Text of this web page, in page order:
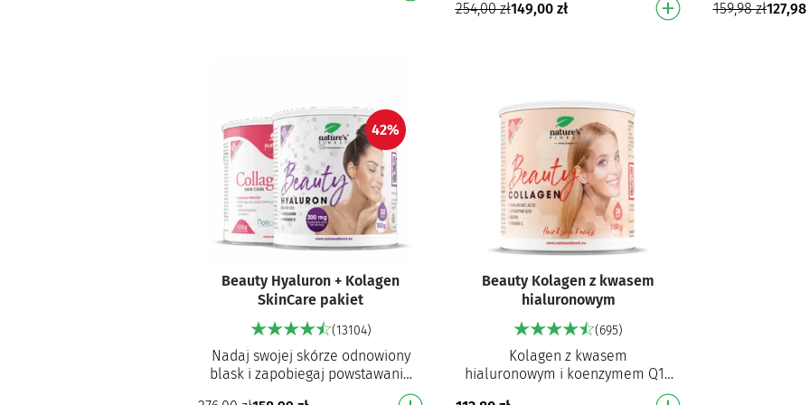
Odżywia skórę i dba o jej
254,00zł149,00 zł
kolagenu
159,98zł127,98
42%
Beauty Hyaluron + Kolagen
SkinCare pakiet
(13104)
Nadaj swojej skórze odnowiony
blask i zapobiegaj powstawaniu
Beauty Kolagen z kwasem
hialuronowym
(695)
Kolagen z kwasem
hialuronowym i koenzymem Q10